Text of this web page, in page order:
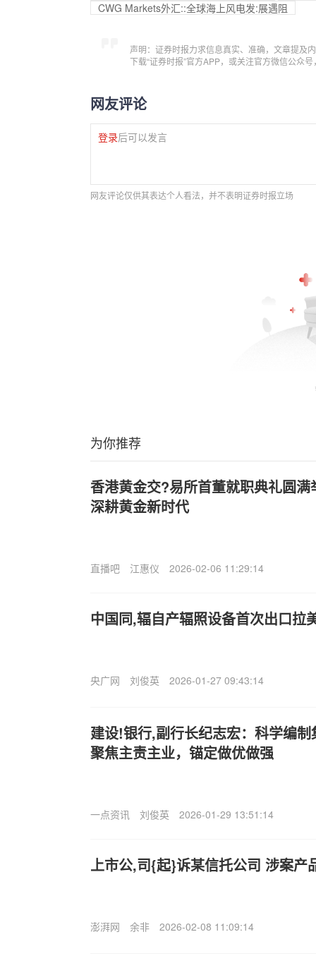
CWG Markets外汇::全球海上风电发:展遇阻
声明：证券时报力求信息真实、准确，文章提及
下载“证券时报”官方APP，或关注官方微信公众
网友评论
登录后可以发言
网友评论仅供其表达个人看法，并不表明证券时报立场
为你推荐
香港黄金交?易所首董就职典礼圆
深耕黄金新时代
直播吧 江惠仪 2026-02-06 11:29:14
中国同,辐自产辐照设备首次出口拉
央广网 刘俊英 2026-01-27 09:43:14
建设!银行,副行长纪志宏：科学编
聚焦主责主业，锚定做优做强
一点资讯 刘俊英 2026-01-29 13:51:14
上市公,司{起}诉某信托公司 涉案产
澎湃网 余非 2026-02-08 11:09:14